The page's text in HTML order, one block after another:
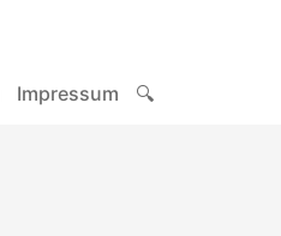
Impressum 🔍